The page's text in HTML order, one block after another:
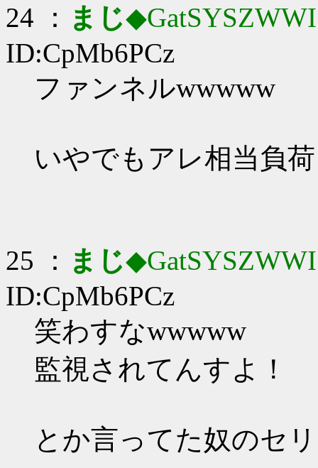
24 ： まじ◆GatSYSZWWI
ID:CpMb6PCz
ファンネルwwwww
いやでもアレ相当負
25 ： まじ◆GatSYSZWWI
ID:CpMb6PCz
笑わすなwwwww
監視されてんすよ！
とか言ってた奴のセ